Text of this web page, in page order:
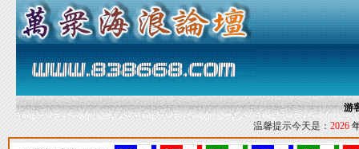
游
温馨提示今天是： 2026